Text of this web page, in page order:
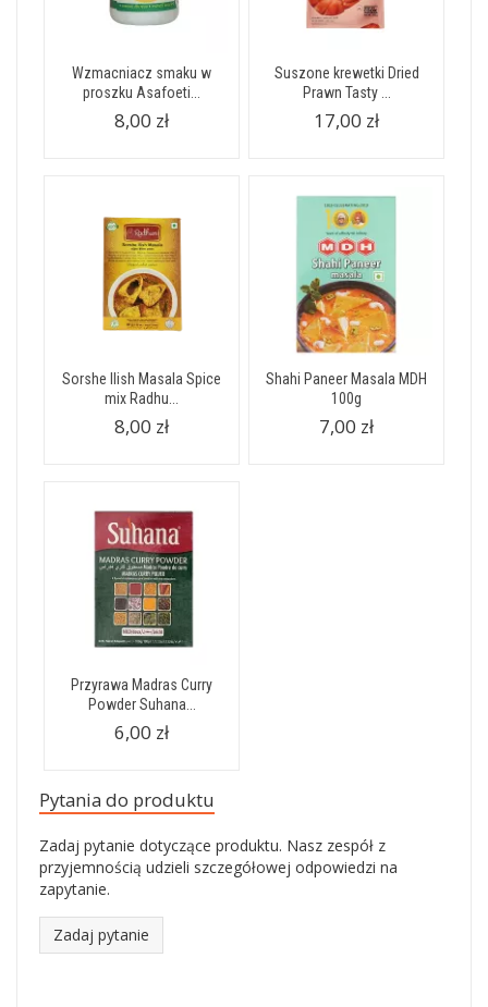
Wzmacniacz smaku w
proszku Asafoeti...
8,00 zł
Suszone krewetki Dried
Prawn Tasty ...
17,00 zł
Sorshe Ilish Masala Spice
mix Radhu...
8,00 zł
Shahi Paneer Masala MDH
100g
7,00 zł
Przyrawa Madras Curry
Powder Suhana...
6,00 zł
Pytania do produktu
Zadaj pytanie dotyczące produktu. Nasz zespół z
przyjemnością udzieli szczegółowej odpowiedzi na
zapytanie.
Zadaj pytanie